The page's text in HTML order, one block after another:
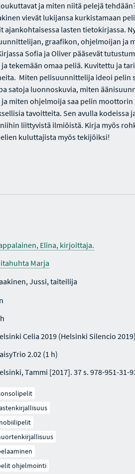
ja miten niitä pelejä
vievät lukijansa kurkistamaan
ajankohtaisessa lasten tietokirjassa.
graafikon, ohjelmoijan ja
Sofia ja Oliver pääsevät
tekemään omaa peliä. Kuvitettu ja
Miten pelisuunnittelija ideoi pelin
satoja luonnoskuvia, miten
miten ohjelmoija saa pelin moottorin
tavoitteita. Sen avulla kodeissa
liittyvistä ilmiöistä. Kirja myös
kuluttajista myös tekijöiksi!
Elina, kirjoittaja.
Marja
Jussi, taiteilija
Celia 2019 (Helsinki Silencio 2019)
2.02 (1 h)
Tammi [2017]. 37 s. 978-951-31-
ohjelmointi